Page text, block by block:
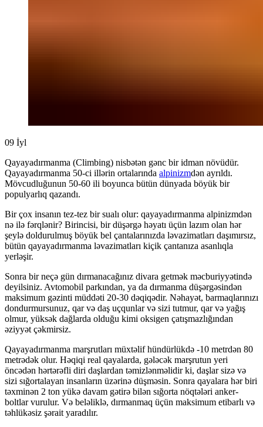
09 İyl
Qayayadırmanma (Climbing) nisbətən gənc bir idman növüdür.
Qayayadırmanma 50-ci illərin ortalarında alpinizmdən ayrıldı.
Mövcudluğunun 50-60 ili boyunca bütün dünyada böyük bir
populyarlıq qazandı.
Bir çox insanın tez-tez bir sualı olur: qayayadırmanma alpinizmdən
nə ilə fərqlənir? Birincisi, bir düşərgə həyatı üçün lazım olan hər
şeylə doldurulmuş böyük bel çantalarınızda ləvazimatları daşımırsız,
bütün qayayadırmanma ləvazimatları kiçik çantanıza asanlıqla
yerləşir.
Sonra bir neçə gün dırmanacağınız divara getmək məcburiyyətində
deyilsiniz. Avtomobil parkından, ya da dırmanma düşərgəsindən
maksimum gəzinti müddəti 20-30 dəqiqədir. Nəhayət, barmaqlarınızı
dondurmursunuz, qar və daş uçqunlar və sizi tutmur, qar və yağış
olmur, yüksək dağlarda olduğu kimi oksigen çatışmazlığından
əziyyət çəkmirsiz.
Qayayadırmanma marşrutları müxtəlif hündürlükdə -10 metrdən 80
metrədək olur. Həqiqi real qayalarda, gələcək marşrutun yeri
öncədən hərtərəfli diri daşlardan təmizlənməlidir ki, daşlar sizə və
sizi sığortalayan insanların üzərinə düşməsin. Sonra qayalara hər biri
təxminən 2 ton yükə davam gətirə bilən sığorta nöqtələri anker-
boltlar vurulur. Və beləliklə, dırmanmaq üçün maksimum etibarlı və
təhlükəsiz şərait yaradılır.